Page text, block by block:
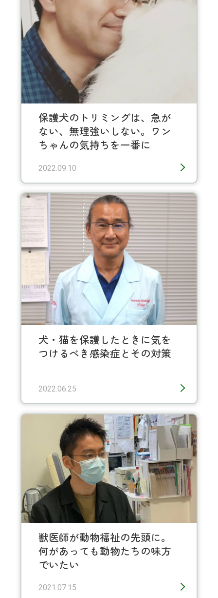
保護犬のトリミングは、急が
ない、無理強いしない。ワン
ちゃんの気持ちを一番に
2022.09.10
犬・猫を保護したときに気を
つけるべき感染症とその対策
2022.06.25
獣医師が動物福祉の先頭に。
何があっても動物たちの味方
でいたい
2021.07.15